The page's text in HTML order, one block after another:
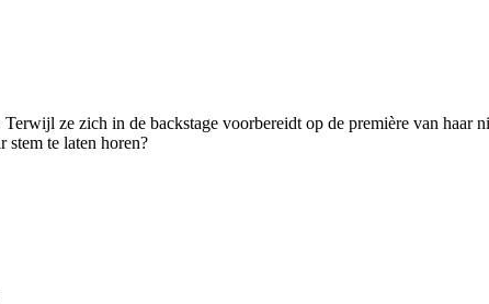
ze zich in de backstage voorbereidt op de première van haar
stem te laten horen?